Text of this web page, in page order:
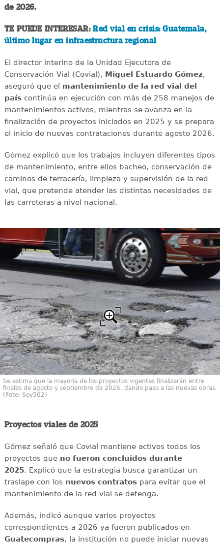
de 2026.
TE PUEDE INTERESAR:Red vial en crisis: Guatemala,
último lugar en infraestructura regional
El director interino de la Unidad Ejecutora de
Conservación Vial (Covial), Miguel Estuardo Gómez,
aseguró que el mantenimiento de la red vial del
paíscontinúa en ejecución con más de 258 manejos de
mantenimientos activos, mientras se avanza en la
finalización de proyectos iniciados en 2025 y se prepara
el inicio de nuevas contrataciones durante agosto 2026.
Gómez explicó que los trabajos incluyen diferentes tipos
de mantenimiento, entre ellos bacheo, conservación de
caminos de terracería, limpieza y supervisión de la red
vial, que pretende atender las distintas necesidades de
las carreteras a nivel nacional.
Se estima que la mayoría de los proyectos vigentes finalizarán entre
finales de agosto y septiembre de 2026, dando paso a las nuevas obras.
(Foto: Soy502)
Proyectos viales de 2025
Gómez señaló que Covial mantiene activos todos los
proyectos que no fueron concluidos durante
2025. Explicó que la estrategia busca garantizar un
traslape con los nuevos contratospara evitar que el
mantenimiento de la red vial se detenga.
Además, indicó aunque varios proyectos
correspondientes a 2026 ya fueron publicados en
Guatecompras, la institución no puede iniciar nuevas